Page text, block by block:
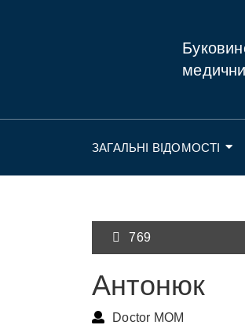
ЗАГАЛЬНІ ВІДОМОСТІ
769
Антонюк
Doctor MOM